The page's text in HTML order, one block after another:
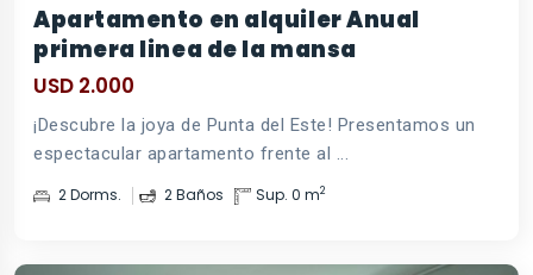
Apartamento en alquiler Anual
primera linea de la mansa
USD 2.000
¡Descubre la joya de Punta del Este! Presentamos un
espectacular apartamento frente al ...
2 Dorms. 2 Baños Sup. 0 m2